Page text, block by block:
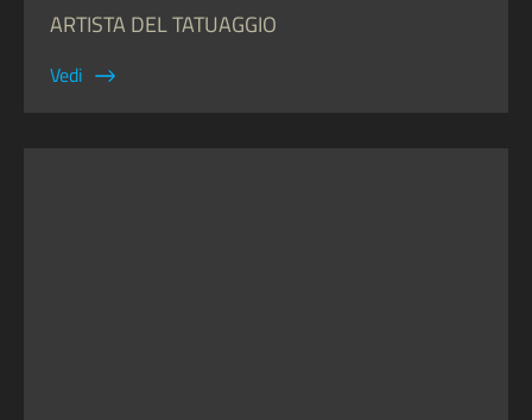
ARTISTA DEL TATUAGGIO
Vedi